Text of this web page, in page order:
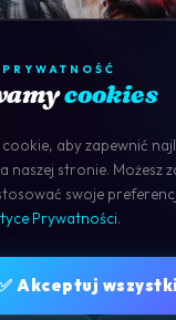
ZOBACZ →
Samson - PC (Steam)
Cena: 19.99 PLN
cookies
aby zapewnić
naszej stronie. Możesz
swoje
Prywatności
Akceptuj